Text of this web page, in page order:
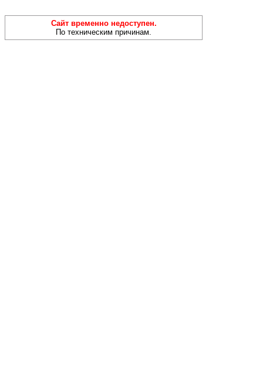
Сайт временно недоступен.
По техническим причинам.